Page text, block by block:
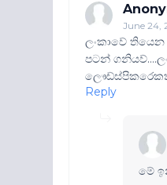
June 24,
ලංකාවේ
පටන්
Reply
මේ